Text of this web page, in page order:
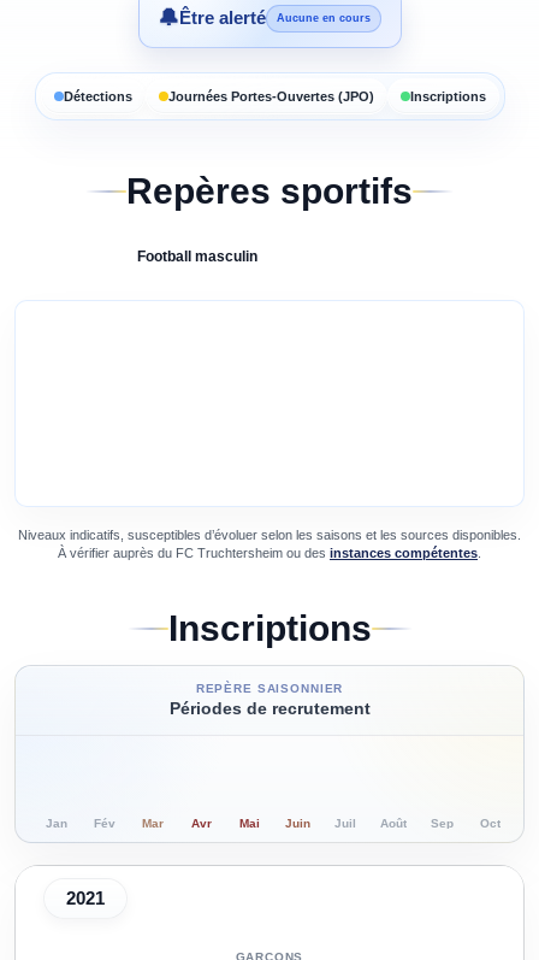
🔔Être alerté Aucune en cours
Détections Journées Portes-Ouvertes (JPO) Inscriptions
Repères sportifs
Football masculin
Niveaux indicatifs, susceptibles d’évoluer selon les saisons et les sources disponibles.
À vérifier auprès du FC Truchtersheim ou des instances compétentes
Inscriptions
REPÈRE SAISONNIER
Périodes de recrutement
Jan Fév Mar Avr Mai Juin Juil Août Sep Oct
2021